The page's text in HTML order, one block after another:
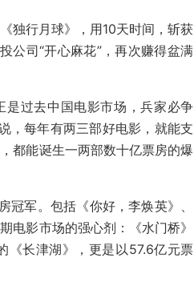
独行月球》，用10天时间，斩获
公司“开心麻花”，再次赚得盆满
过去中国电影市场，兵家必争
，每年有两三部好电影，就能支
都能诞生一两部数十亿票房的爆
军。包括《你好，李焕英》、
电影市场的强心剂：《水门桥》
长津湖》，更是以57.6亿元票